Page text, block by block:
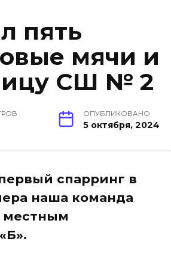
пять
мячи и
СШ № 2
ОПУБЛИКОВАНО
5 октября, 2024
спарринг в
наша команда
местным